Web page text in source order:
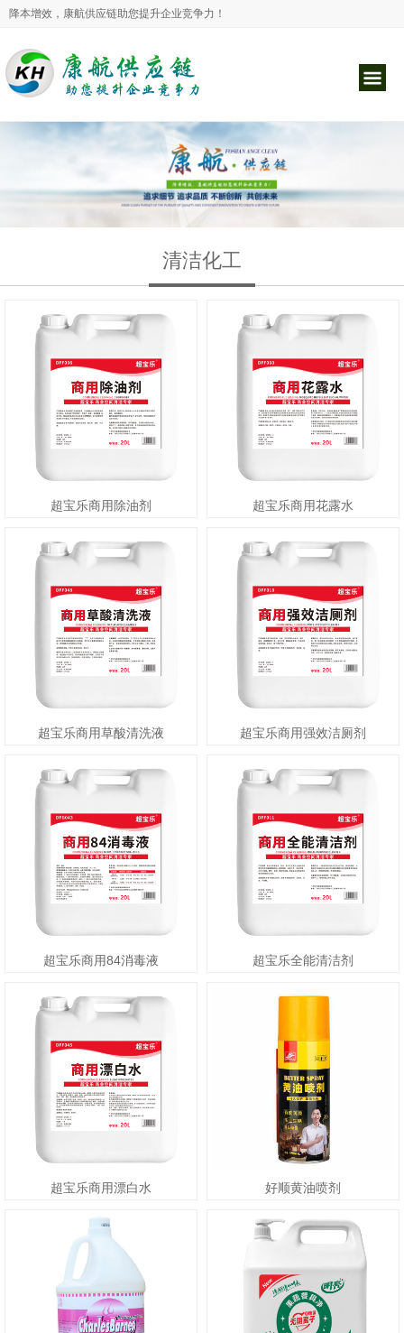
降本增效，康航供应链助您提升企业竞争力！
清洁化工
超宝乐商用除油剂 超宝乐商用花露水
超宝乐商用草酸清洗液 超宝乐商用强效洁厕剂
超宝乐商用84消毒液 超宝乐全能清洁剂
超宝乐商用漂白水 好顺黄油喷剂